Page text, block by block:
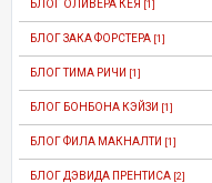
БЛОГ ОЛИВЕРА КЕЯ [1]
БЛОГ ЗАКА ФОРСТЕРА [1]
БЛОГ ТИМА РИЧИ [1]
БЛОГ БОНБОНА КЭЙЗИ [1]
БЛОГ ФИЛА МАКНАЛТИ [1]
БЛОГ ДЭВИДА ПРЕНТИСА [2]